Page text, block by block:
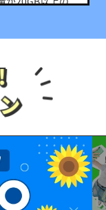
の
すること
ベスト
からの乗り換え
社」の入力を誤
場合がありま
。
ストプラン
こと
ベストプラン
可否